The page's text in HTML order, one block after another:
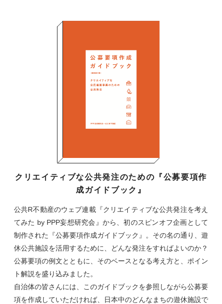
クリエイティブな公共発注のための『公募要項作
成ガイドブック』
公共R不動産のウェブ連載『クリエイティブな公共発注を考え
てみた by PPP妄想研究会』から、初のスピンオフ企画として
制作された『公募要項作成ガイドブック』。その名の通り、遊
休公共施設を活用するために、どんな発注をすればよいのか？
公募要項の例文とともに、そのベースとなる考え方と、ポイン
ト解説を盛り込みました。
自治体の皆さんには、このガイドブックを参照しながら公募要
項を作成していただければ、日本中のどんなまちの遊休施設で